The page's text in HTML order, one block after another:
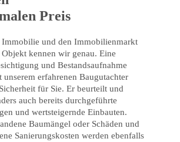
Preis
und den Immobilienmarkt
kennen wir genau. Eine
und Bestandsaufnahme
unserem erfahrenen Baugutachter
für Sie. Er beurteilt und
auch bereits durchgeführte
und wertsteigernde Einbauten.
Baumängel oder Schäden und
Sanierungskosten werden ebenfalls